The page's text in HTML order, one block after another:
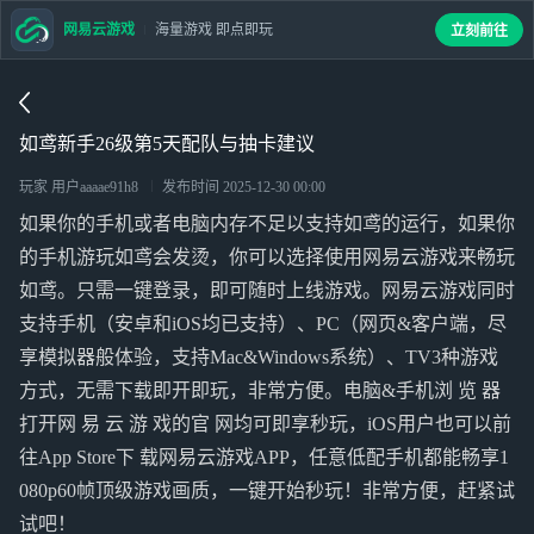
如鸢新手26级第5天配队与抽卡建议
玩家 用户aaaae91h8 发布时间 2025-12-30 00:00
如果你的手机或者电脑内存不足以支持如鸢的运行，如果你
的手机游玩如鸢会发烫，你可以选择使用网易云游戏来畅玩
如鸢。只需一键登录，即可随时上线游戏。网易云游戏同时
支持手机（安卓和iOS均已支持）、PC（网页&客户端，尽
享模拟器般体验，支持Mac&Windows系统）、TV3种游戏
方式，无需下载即开即玩，非常方便。电脑&手机浏 览 器
打开网 易 云 游 戏的官 网均可即享秒玩，iOS用户也可以前
往App Store下 载网易云游戏APP，任意低配手机都能畅享1
080p60帧顶级游戏画质，一键开始秒玩！非常方便，赶紧试
试吧！
网易云游戏 海量游戏 即点即玩 立刻前往